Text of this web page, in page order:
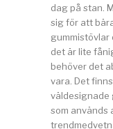
dag på stan.
sig för att
gummistövlar
det är lite
behöver det
vara. Det
väldesignade
som används